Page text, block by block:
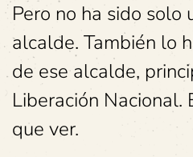
Pero no ha sido
alcalde. También lo
de ese alcalde,
Liberación Nacional.
que ver.